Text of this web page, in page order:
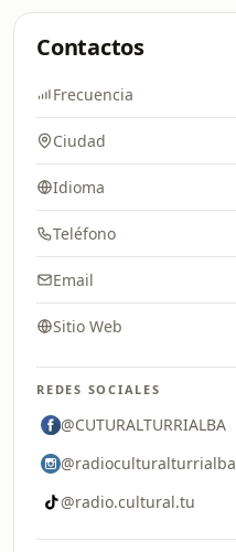
Contactos
Frecuencia
Ciudad
Idioma
Teléfono
Email
Sitio Web
REDES SOCIALES
@CUTURALTURRIALBA
@radioculturalturrialba
@radio.cultural.tu